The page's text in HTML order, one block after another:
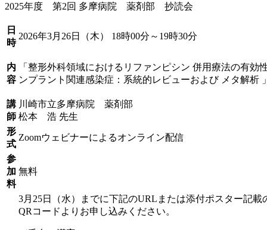
2025年度 第2回 多摩病院 薬剤部 抄読会
日
時
2026年3月26日（木） 18時00分～19時30分
内
容
「整形外科領域におけるリファンピシン 併用療法の有効
ンプラント関連感染症：系統的レビューおよび メタ解析
講
師
川崎市立多摩病院 薬剤部
松本 浩 先生
形
式
Zoomウェビナーによるオンライン配信
参
加
料
無料
3月25日（水）までに下記のURL または添付ポスター記載
QRコードよりお申し込みください。